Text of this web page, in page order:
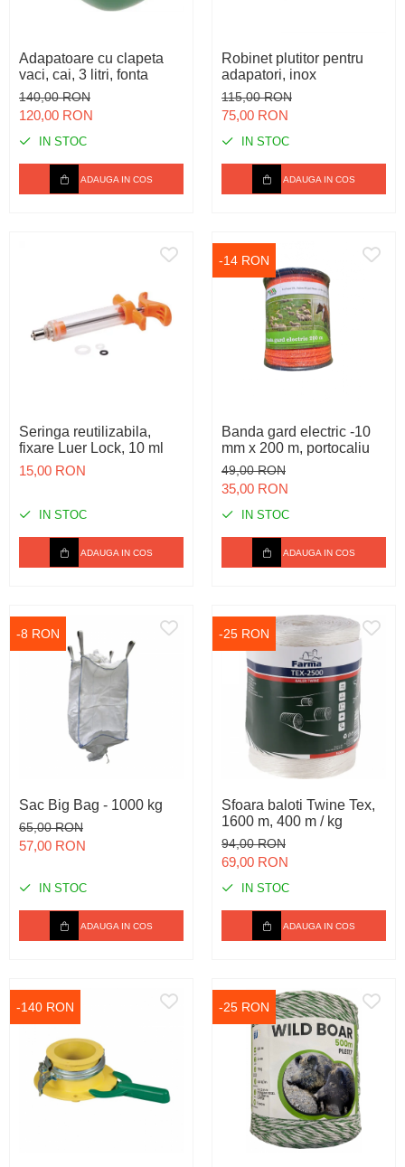
Adapatoare cu clapeta
vaci, cai, 3 litri, fonta
140,00 RON
120,00 RON
IN STOC
ADAUGA IN COS
Robinet plutitor pentru
adapatori, inox
115,00 RON
75,00 RON
IN STOC
ADAUGA IN COS
Seringa reutilizabila,
fixare Luer Lock, 10 ml
15,00 RON
IN STOC
ADAUGA IN COS
-14 RON
Banda gard electric -10
mm x 200 m, portocaliu
49,00 RON
35,00 RON
IN STOC
ADAUGA IN COS
-8 RON
Sac Big Bag - 1000 kg
65,00 RON
57,00 RON
IN STOC
ADAUGA IN COS
-25 RON
Sfoara baloti Twine Tex,
1600 m, 400 m / kg
94,00 RON
69,00 RON
IN STOC
ADAUGA IN COS
-140 RON -25 RON